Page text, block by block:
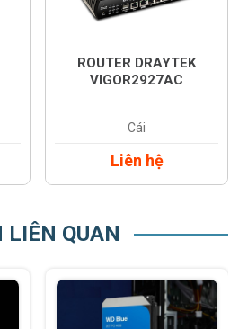
ROUTER DRAYTEK
VIGOR2927AC
Cái
Liên hệ
QUAN